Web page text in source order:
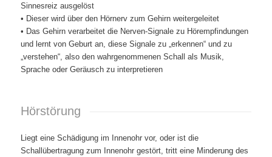
Sinnesreiz ausgelöst
• Dieser wird über den Hörnerv zum Gehirn weitergeleitet
• Das Gehirn verarbeitet die Nerven-Signale zu Hörempfindungen
und lernt von Geburt an, diese Signale zu „erkennen“ und zu
„verstehen“, also den wahrgenommenen Schall als Musik,
Sprache oder Geräusch zu interpretieren
Hörstörung
Liegt eine Schädigung im Innenohr vor, oder ist die
Schallübertragung zum Innenohr gestört, tritt eine Minderung des